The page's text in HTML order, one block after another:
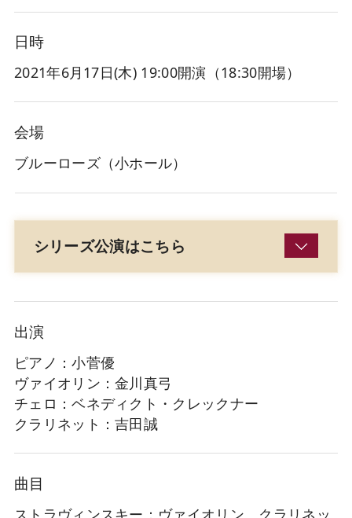
日時
2021年6月17日(木) 19:00開演（18:30開場）
会場
ブルーローズ（小ホール）
シリーズ公演はこちら
出演
ピアノ：小菅優
ヴァイオリン：金川真弓
チェロ：ベネディクト・クレックナー
クラリネット：吉田誠
曲目
ストラヴィンスキー：ヴァイオリン、クラリネッ